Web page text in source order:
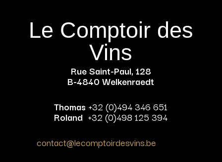
Le Comptoir des
Vins
Rue Saint-Paul, 128
B-4840 Welkenraedt
Thomas +32 (0)494 346 651
Roland +32 (0)498 125 394
contact@lecomptoirdesvins.be